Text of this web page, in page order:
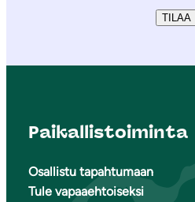
TILAA
Paikallistoiminta
Osallistu tapahtumaan
Tule vapaaehtoiseksi